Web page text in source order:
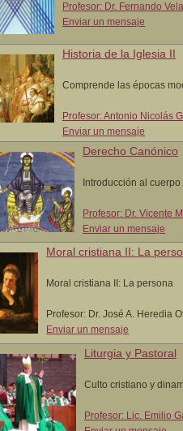
Profesor: Dr. Fernando
Enviar un mensaje
Historia de la Iglesia II
Comprende las épocas
Profesor: Antonio Nicolás
Enviar un mensaje
Derecho Canónico
Introducción al
Profesor: Dr. Vicente
Enviar un mensaje
Moral cristiana II: La
Moral cristiana II: La persona
Profesor: Dr. José A. Heredia
Enviar un mensaje
Liturgia y Pastoral
Culto cristiano y
Profesor: Lic. Emilio